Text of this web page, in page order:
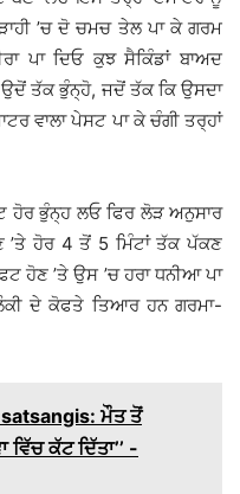
’ਚ ਦੋ ਚਮਚ ਤੇਲ ਪਾ ਕੇ ਗਰਮ
ਪਾ ਦਿਓ ਕੁਝ ਸੈਕਿੰਡਾਂ ਬਾਅਦ
ਤੱਕ ਭੁੰਨ੍ਹੋ, ਜਦੋਂ ਤੱਕ ਕਿ ਉਸਦਾ
ਵਾਲਾ ਪੇਸਟ ਪਾ ਕੇ ਚੰਗੀ ਤਰ੍ਹਾਂ
ਹੋਰ ਭੁੰਨ੍ਹ ਲਓ ਫਿਰ ਲੋੜ ਅਨੁਸਾਰ
’ਤੇ ਹੋਰ 4 ਤੋਂ 5 ਮਿੰਟਾਂ ਤੱਕ ਪੱਕਣ
ਹੋਣ ’ਤੇ ਉਸ ’ਚ ਹਰਾ ਧਨੀਆ ਪਾ
ਦੇ ਕੋਫਤੇ ਤਿਆਰ ਹਨ ਗਰਮਾ-
ਮੌਤ ਤੋਂ
ਕੱਟ ਦਿੱਤਾ’’ -